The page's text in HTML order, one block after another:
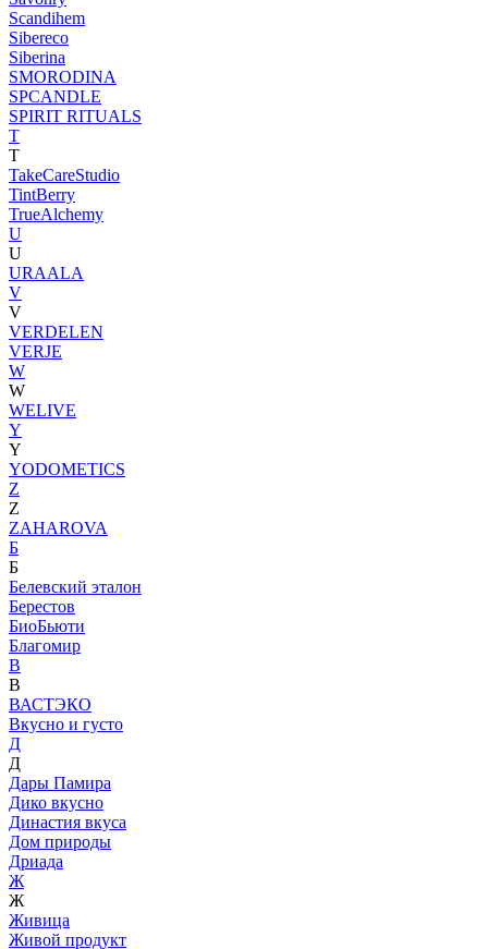
Scandihem
Sibereco
Siberina
SMORODINA
SPCANDLE
SPIRIT RITUALS
T
T
TakeCareStudio
TintBerry
TrueAlchemy
U
U
URAALA
V
V
VERDELEN
VERJE
W
W
WELIVE
Y
Y
YODOMETICS
Z
Z
ZAHAROVA
Б
Б
Белевский эталон
Берестов
БиоБьюти
Благомир
В
В
ВАСТЭКО
Вкусно и густо
Д
Д
Дары Памира
Дико вкусно
Династия вкуса
Дом природы
Дриада
Ж
Ж
Живица
Живой продукт